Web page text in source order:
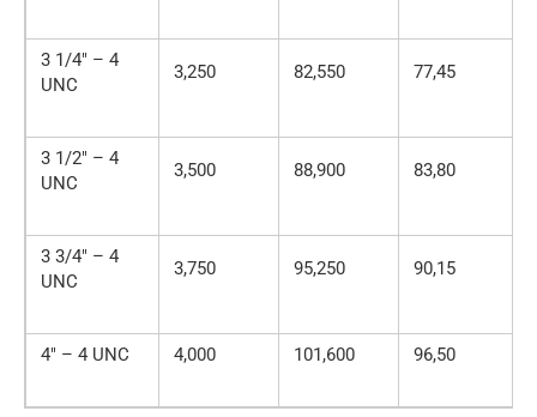
3 1/4″ – 4
UNC
3,250 82,550 77,45
3 1/2″ – 4
UNC
3,500 88,900 83,80
3 3/4″ – 4
UNC
3,750 95,250 90,15
4″ – 4 UNC 4,000 101,600 96,50